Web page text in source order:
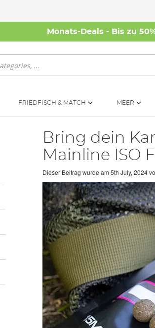
Monats-Deals - Bis zu
FRIEDFISCH & MATCH MEER
Bring dein
Mainline ISO
Dieser Beitrag wurde am 5th July, 2024